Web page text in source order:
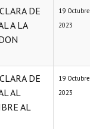
Registro
- Registro
Registro
DE
A LA
19 Octubre
2023
DE
AL
AL
19 Octubre
2023